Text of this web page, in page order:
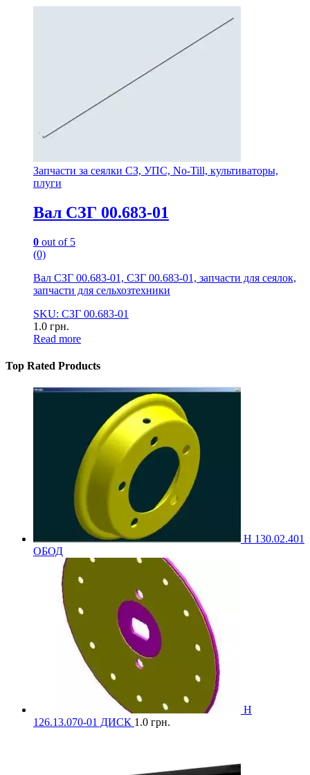
Запчасти за сеялки СЗ, УПС, No-Till, культиваторы,
плуги
Вал СЗГ 00.683-01
0 out of 5
(0)
Вал СЗГ 00.683-01, СЗГ 00.683-01, запчасти для сеялок,
запчасти для сельхозтехники
SKU: СЗГ 00.683-01
1.0 грн.
Read more
Top Rated Products
Н 130.02.401
ОБОД
Н
126.13.070-01 ДИСК 1.0 грн.